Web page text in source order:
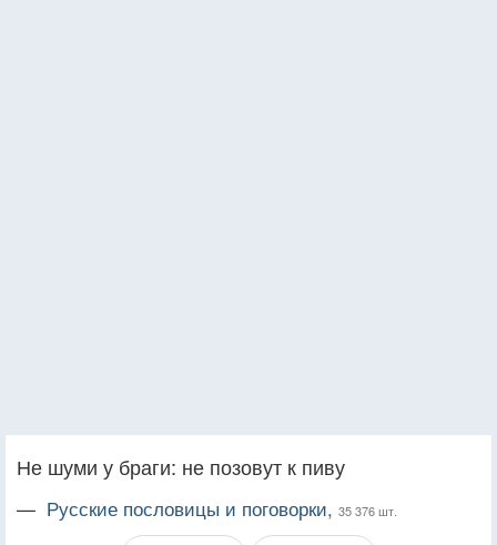
Не шуми у браги: не позовут к пиву
— Русские пословицы и поговорки, 35 376 шт.